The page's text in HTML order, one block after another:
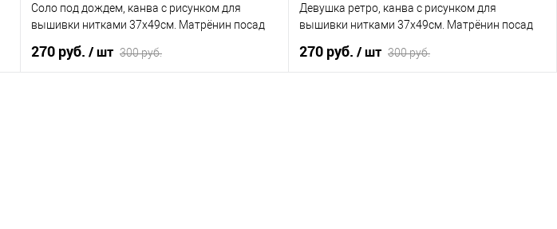
Соло под дождем, канва с рисунком для
вышивки нитками 37х49см. Матрёнин посад
270 руб. / шт 300 руб.
Девушка ретро, канва с рисунком для
вышивки нитками 37х49см. Матрёнин посад
270 руб. / шт 300 руб.